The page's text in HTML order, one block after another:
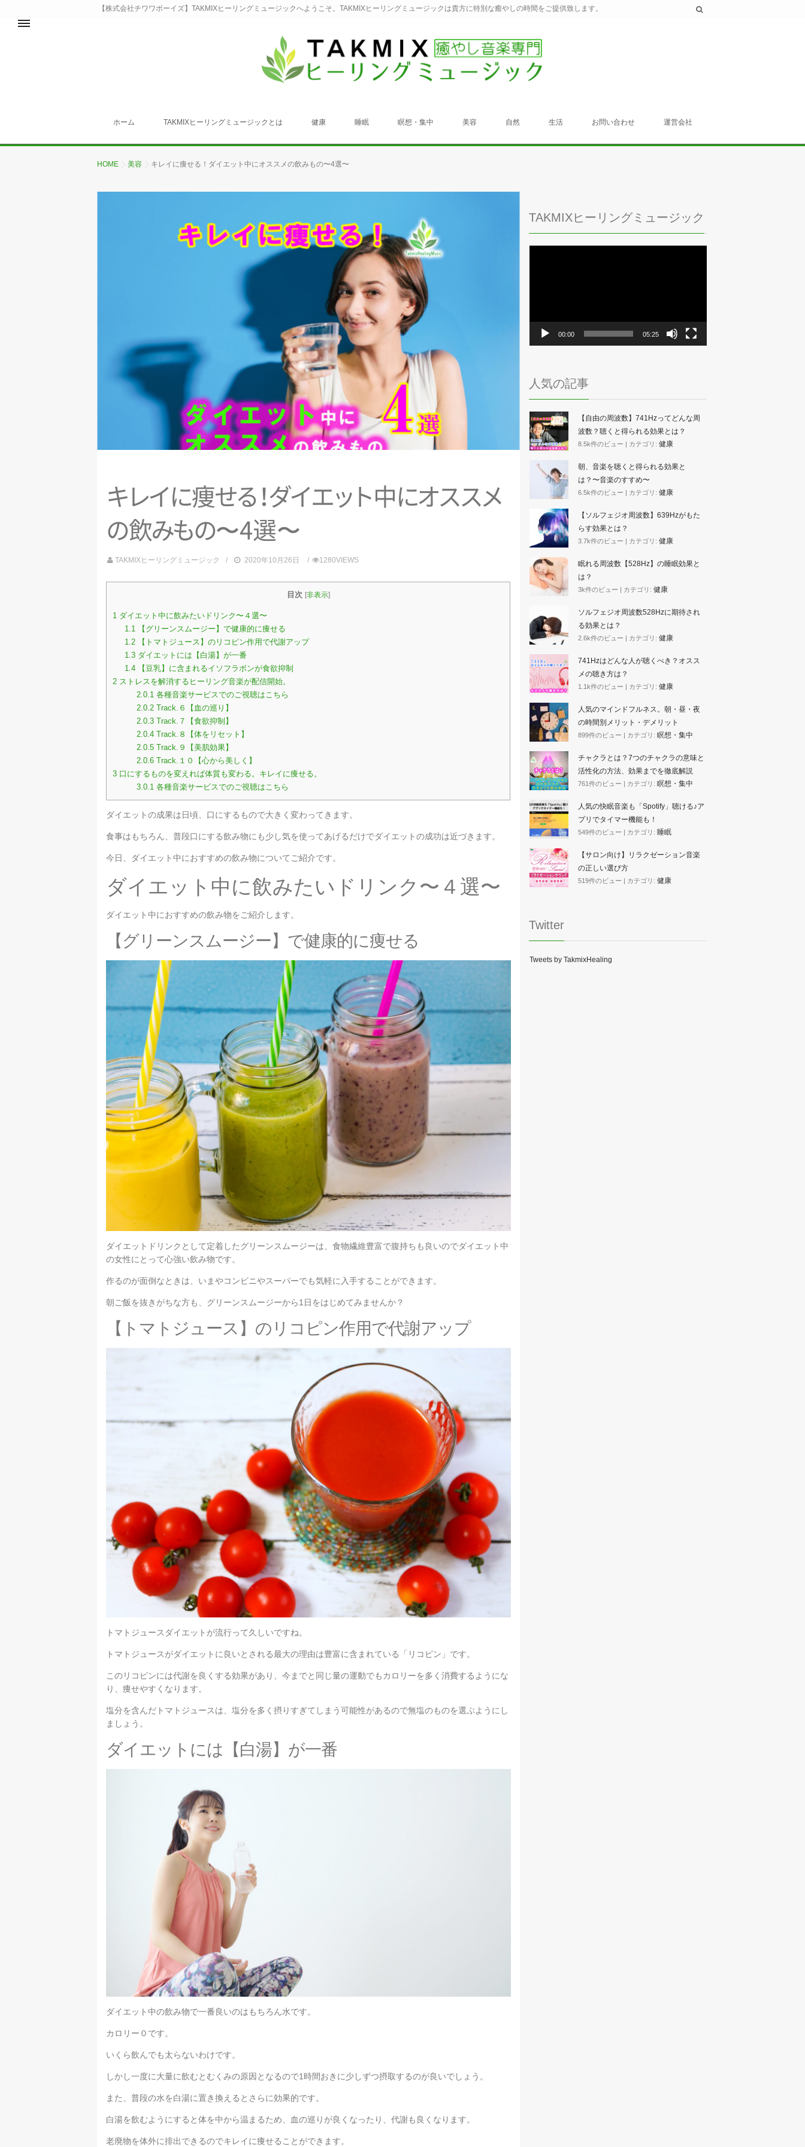
【株式会社チワワボーイズ】TAKMIXヒーリングミュージックへようこそ。TAKMIXヒーリングミュージックは貴方に特別な癒やしの時間をご提供致します。
ホーム TAKMIXヒーリングミュージックとは 健康 睡眠 瞑想・集中 美容 自然 生活 お問い合わせ 運営会社
HOME 美容 キレイに痩せる！ダイエット中にオススメの飲みもの〜4選〜
キレイに痩せる！ダイエット中にオス ス メ
の飲みもの〜4選〜
TAKMIXヒーリングミュージック 2020年10月26日 1280VIEWS
目次 [非表示]
1 ダイエット中に飲みたいドリンク〜４選〜
1.1【グリーンスムージー】で健康的に痩せる
1.2【トマトジュース】のリコピン作用で代謝アップ
1.3ダイエットには【白湯】が一番
1.4【豆乳】に含まれるイソフラボンが食欲抑制
2 ストレスを解消するヒーリング音楽が配信開始。
2.0.1各種音楽サービスでのご視聴はこちら
2.0.2Track.６【血の巡り】
2.0.3Track.７【食欲抑制】
2.0.4Track.８【体をリセット】
2.0.5Track.９【美肌効果】
2.0.6Track.１０【心から美しく】
3 口にするものを変えれば体質も変わる。キレイに痩せる。
3.0.1各種音楽サービスでのご視聴はこちら
ダイエットの成果は日頃、口にするもので大きく変わってきます。
食事はもちろん、普段口にする飲み物にも少し気を使ってあげるだけでダイエットの成功は近づきます。
今日、ダイエット中におすすめの飲み物についてご紹介です。
ダイエット中に飲みたいドリンク〜４選〜
ダイエット中におすすめの飲み物をご紹介します。
【グリーンスムージー】で健康的に痩せる
ダイエットドリンクとして定着したグリーンスムージーは、食物繊維豊富で腹持ちも良いのでダイエット中
の女性にとって心強い飲み物です。
作るのが面倒なときは、いまやコンビニやスーパーでも気軽に入手することができます。
朝ご飯を抜きがちな方も、グリーンスムージーから1日をはじめてみませんか？
【トマトジュース】のリコピン作用で代謝アップ
トマトジュースダイエットが流行って久しいですね。
トマトジュースがダイエットに良いとされる最大の理由は豊富に含まれている「リコピン」です。
このリコピンには代謝を良くする効果があり、今までと同じ量の運動でもカロリーを多く消費するようにな
り、痩せやすくなります。
塩分を含んだトマトジュースは、塩分を多く摂りすぎてしまう可能性があるので無塩のものを選ぶようにし
ましょう。
ダイエットには【白湯】が一番
ダイエット中の飲み物で一番良いのはもちろん水です。
カロリー０です。
いくら飲んでも太らないわけです。
しかし一度に大量に飲むとむくみの原因となるので1時間おきに少しずつ摂取するのが良いでしょう。
また、普段の水を白湯に置き換えるとさらに効果的です。
白湯を飲むようにすると体を中から温まるため、血の巡りが良くなったり、代謝も良くなります。
老廃物を体外に排出できるのでキレイに痩せることができます。
TAKMIXヒーリングミュージック
00:00 05:25
人気の記事
【自由の周波数】741Hzってどんな周
波数？聴くと得られる効果とは？
8.5k件のビュー | カテゴリ: 健康
朝、音楽を聴くと得られる効果と
は？〜音楽のすすめ〜
6.5k件のビュー | カテゴリ: 健康
【ソルフェジオ周波数】639Hzがもた
らす効果とは？
3.7k件のビュー | カテゴリ: 健康
眠れる周波数【528Hz】の睡眠効果と
は？
3k件のビュー | カテゴリ: 健康
ソルフェジオ周波数528Hzに期待され
る効果とは？
2.6k件のビュー | カテゴリ: 健康
741Hzはどんな人が聴くべき？オスス
メの聴き方は？
1.1k件のビュー | カテゴリ: 健康
人気のマインドフルネス。朝・昼・夜
の時間別メリット・デメリット
899件のビュー | カテゴリ: 瞑想・集中
チャクラとは？7つのチャクラの意味と
活性化の方法、効果までを徹底解説
761件のビュー | カテゴリ: 瞑想・集中
人気の快眠音楽も「Spotify」聴ける♪ア
プリでタイマー機能も！
549件のビュー | カテゴリ: 睡眠
【サロン向け】リラクゼーション音楽
の正しい選び方
519件のビュー | カテゴリ: 健康
Twitter
Tweets by TakmixHealing